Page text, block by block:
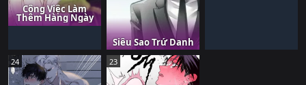
Công Việc Làm
Thêm Hàng Ngày
Siêu Sao Trứ Danh
24 23